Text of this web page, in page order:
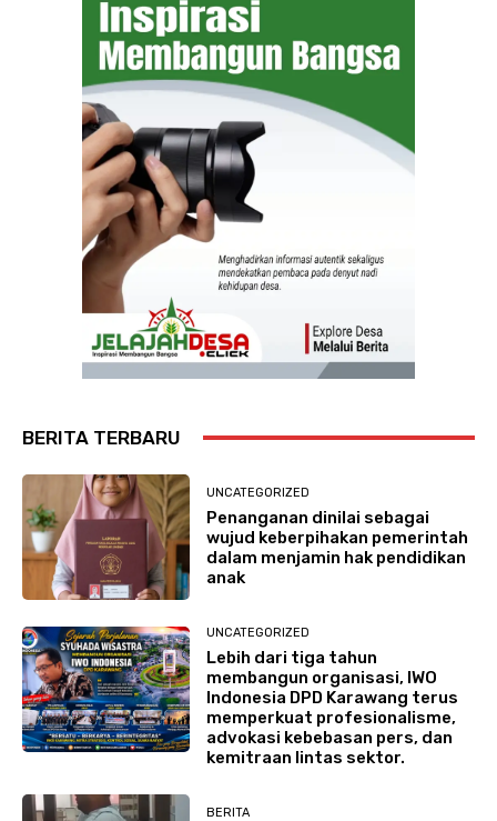
BERITA TERBARU
UNCATEGORIZED
Penanganan dinilai sebagai
wujud keberpihakan pemerintah
dalam menjamin hak pendidikan
anak
UNCATEGORIZED
Lebih dari tiga tahun
membangun organisasi, IWO
Indonesia DPD Karawang terus
memperkuat profesionalisme,
advokasi kebebasan pers, dan
kemitraan lintas sektor.
BERITA